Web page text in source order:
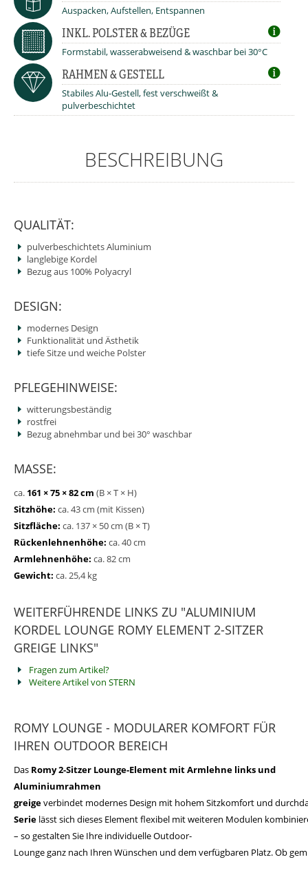
Auspacken, Aufstellen, Entspannen
INKL. POLSTER & BEZÜGE
Formstabil, wasserabweisend & waschbar bei 30°C
RAHMEN & GESTELL
Stabiles Alu-Gestell, fest verschweißt &
pulverbeschichtet
BESCHREIBUNG
QUALITÄT:
pulverbeschichtets Aluminium
langlebige Kordel
Bezug aus 100% Polyacryl
DESIGN:
modernes Design
Funktionalität und Ästhetik
tiefe Sitze und weiche Polster
PFLEGEHINWEISE:
witterungsbeständig
rostfrei
Bezug abnehmbar und bei 30° waschbar
MASSE:
ca. 161 × 75 × 82 cm (B × T × H)
Sitzhöhe: ca. 43 cm (mit Kissen)
Sitzfläche: ca. 137 × 50 cm (B × T)
Rückenlehnenhöhe: ca. 40 cm
Armlehnenhöhe: ca. 82 cm
Gewicht: ca. 25,4 kg
WEITERFÜHRENDE LINKS ZU "ALUMINIUM
KORDEL LOUNGE ROMY ELEMENT 2-SITZER
GREIGE LINKS"
Fragen zum Artikel?
Weitere Artikel von STERN
ROMY LOUNGE - MODULARER KOMFORT FÜR
IHREN OUTDOOR BEREICH
Das Romy 2-Sitzer Lounge-Element mitArmlehne links und
Aluminiumrahmen
greigeverbindet modernes Design mit hohem Sitzkomfort und
Serie lässtsich dieses Elementflexibel mitweiteren Modulen
– so gestalten Sie Ihre individuelleOutdoor-
Loungeganz nach Ihren Wünschen und dem verfügbaren Platz.Ob